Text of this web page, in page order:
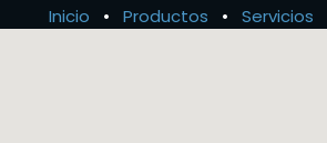
Inicio • Productos • Servicios